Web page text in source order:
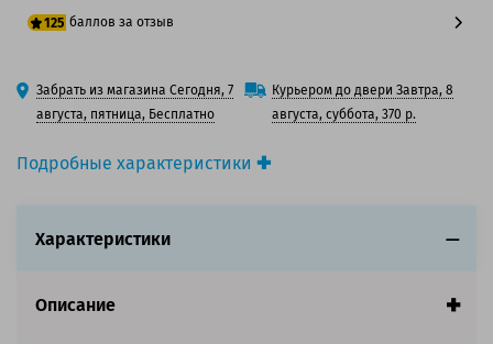
Подробные характеристики
Вид товара:Картридж лазерный
Ресурс:2 880 страниц формата А4 при 5%
125 баллов за отзыв
100 баллов
125 баллов
Забрать из магазина Сегодня, 7
августа, пятница, Бесплатно
Курьером до двери Завтра, 8
августа, суббота, 370 р.
Характеристики
Описание